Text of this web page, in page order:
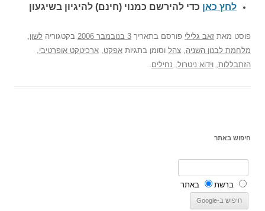
לחץ כאן כדי להירשם כמנוי (חינם) להיגיון בשיגעון
פוסט מאת זאב גלילי פורסם בתאריך 3 בנובמבר 2006 בקטגוריה לשון
מלחמת לבנון השניה צהל וסומן בתגיות אפקט ארכיטקט אופרטיבי
הזתבללות וידוא ניטרול נחילים
חיפוש באתר
ברשת באתר